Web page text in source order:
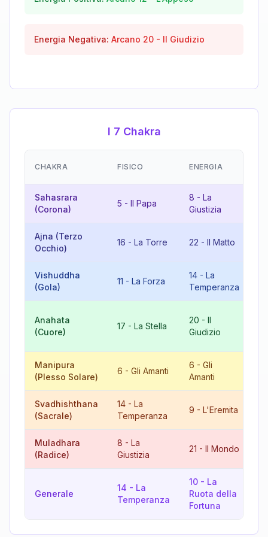
Energia Negativa: Arcano 20 - Il Giudizio
I 7 Chakra
CHAKRA FISICO ENERGIA
Sahasrara
(Corona)
5 - Il Papa
8 - La
Giustizia
Ajna (Terzo
Occhio)
16 - La Torre 22 - Il Matto
Vishuddha
(Gola)
11 - La Forza
14 - La
Temperanza
Anahata
(Cuore)
17 - La Stella
20 - Il
Giudizio
Manipura
(Plesso Solare)
6 - Gli Amanti
6 - Gli
Amanti
Svadhishthana
(Sacrale)
14 - La
Temperanza
9 - L'Eremita
Muladhara
(Radice)
8 - La
Giustizia
21 - Il Mondo
Generale
14 - La
Temperanza
10 - La
Ruota della
Fortuna